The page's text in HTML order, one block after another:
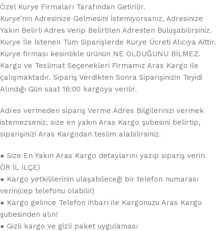
Özel Kurye Firmaları Tarafından Getirilir.
Kurye’nin Adresinize Gelmesini İstemiyorsanız, Adresinize
Yakın Belirli Adres Verip Belirtilen Adresten Buluşabilirsiniz.
Kurye İle İstenen Tüm Siparişlerde Kurye Ücreti Alıcıya Aittir.
Kurye firması kesinlikle ürünün NE OLDUĞUNU BİLMEZ.
Kargo ve Teslimat Seçenekleri Firmamız Aras Kargo ile
çalışmaktadır. Sipariş Verdikten Sonra Siparişinizin Teyidi
Alındığı Gün saat 16:00 kargoya verilir.
Adres vermeden sipariş Verme Adres Bilgilerinizi vermek
istemezseniz, size en yakın Aras Kargo şubesini belirtip,
siparişinizi Aras Kargodan teslim alabilirsiniz.
● Size En Yakın Aras Kargo detaylarını yazıp sipariş verin.
ÖR İL İLÇE)
● Kargo yetkililerinin ulaşabileceği bir telefon numarası
verin(cep telefonu olabilir)
● Kargo gelince Telefon ihbarı ile Kargonuzu Aras Kargo
şubesinden alın!
● Gizli kargo ve gizli paket uygulaması